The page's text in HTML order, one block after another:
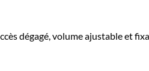
dégagé, volume ajustable et